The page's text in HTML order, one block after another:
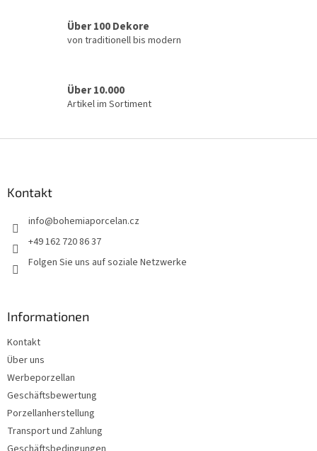
r
L
Über 100 Dekore
von traditionell bis modern
Über 10.000
Artikel im Sortiment
Kontakt
info@bohemiaporcelan.cz
+49 162 720 86 37
Folgen Sie uns auf soziale Netzwerke
Informationen
Kontakt
Über uns
Werbeporzellan
Geschäftsbewertung
Porzellanherstellung
Transport und Zahlung